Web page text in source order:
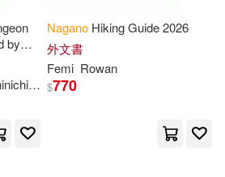
Nagano(1)
by
2
Yuki
Nagano Hiking Guide 2026
外文書
Femi Rowan
$770